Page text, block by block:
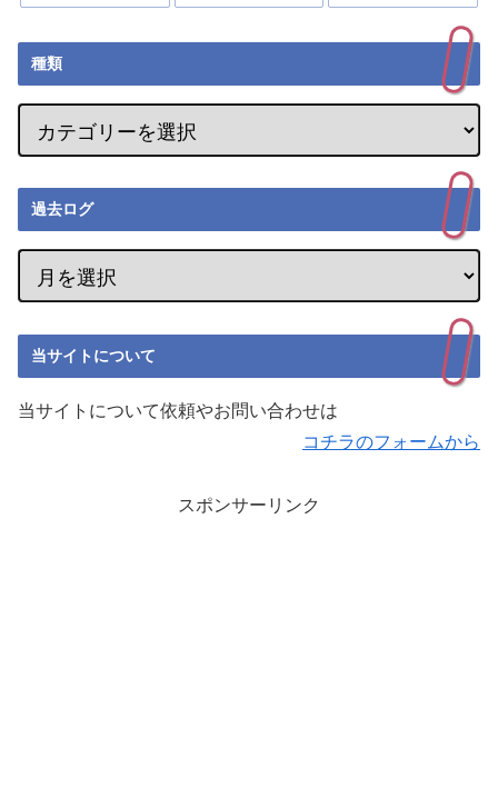
種類
過去ログ
当サイトについて
当サイトについて依頼やお問い合わせは
コチラのフォームから
スポンサーリンク